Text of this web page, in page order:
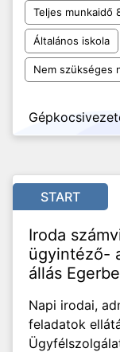
Teljes munkaidő
Általános iskola
Nem szükséges
START
Iroda
ügyintéző-
állás
Napi irodai,
feladatok